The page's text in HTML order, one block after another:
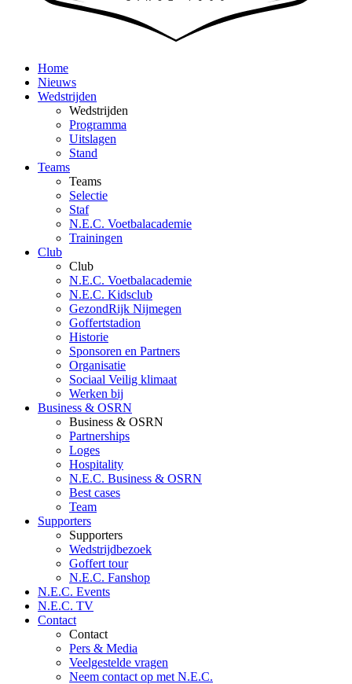
Home
Nieuws
Wedstrijden
Wedstrijden
Programma
Uitslagen
Stand
Teams
Teams
Selectie
Staf
N.E.C. Voetbalacademie
Trainingen
Club
Club
N.E.C. Voetbalacademie
N.E.C. Kidsclub
GezondRijk Nijmegen
Goffertstadion
Historie
Sponsoren en Partners
Organisatie
Sociaal Veilig klimaat
Werken bij
Business & OSRN
Business & OSRN
Partnerships
Loges
Hospitality
N.E.C. Business & OSRN
Best cases
Team
Supporters
Supporters
Wedstrijdbezoek
Goffert tour
N.E.C. Fanshop
N.E.C. Events
N.E.C. TV
Contact
Contact
Pers & Media
Veelgestelde vragen
Neem contact op met N.E.C.